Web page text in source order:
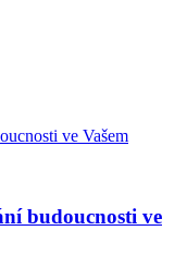
budoucnosti ve